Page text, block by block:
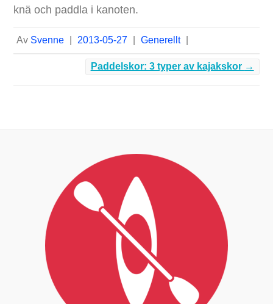
knä och paddla i kanoten.
Av Svenne 2013-05-27 Generellt
Paddelskor: 3 typer av kajakskor →